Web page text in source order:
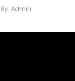
By Admin